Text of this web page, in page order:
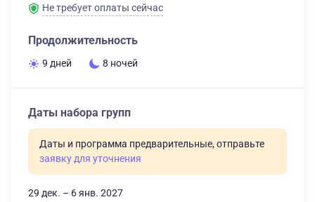
Не требует оплаты сейчас
Продолжительность
9 дней 8 ночей
Даты набора групп
Даты и программа предварительные, отправьте
заявку для уточнения
29 дек. – 6 янв. 2027